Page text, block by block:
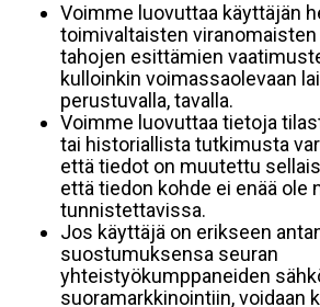
Voimme luovuttaa käyttäjän
toimivaltaisten
tahojen esittämien
kulloinkin voimassaolevaan
perustuvalla, tavalla.
Voimme luovuttaa tietoja
tai historiallista tutkimusta
että tiedot on muutettu
että tiedon kohde ei enää ole
tunnistettavissa.
Jos käyttäjä on erikseen
suostumuksensa seuran
yhteistyökumppaneiden
suoramarkkinointiin, voidaan